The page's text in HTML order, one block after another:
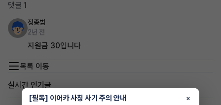
댓글 1
정종범
2년 전
지원금 30입니다
목록 이동
실시간 인기글
[필독] 이어카 사칭 사기 주의 안내 ×